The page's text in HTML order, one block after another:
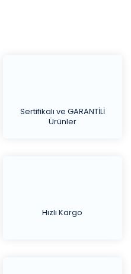
Sertifikalı ve GARANTİLİ
Ürünler
Hızlı Kargo